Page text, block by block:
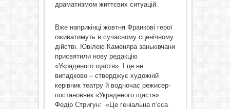
драматизмом життєвих ситуацій.
Вже наприкінці жовтня Франкові герої
оживатимуть в сучасному сценічному
дійстві. Ювілею Каменяра заньківчани
присвятили нову редакцію
«Украденого щастя». І це не
випадково – стверджує художній
керівник театру й водночас режисер-
постановник «Украденого щастя»
Федір Стригун: «Це геніальна п’єса